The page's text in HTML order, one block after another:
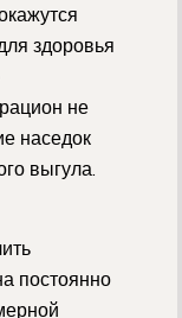
здоровья
не
наседок
выгула.
постоянно